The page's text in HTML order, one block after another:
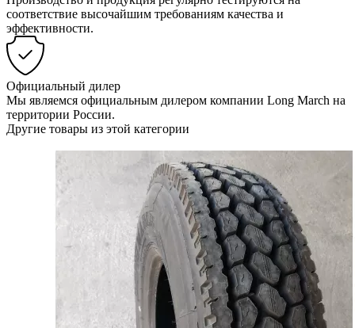
соответствие высочайшим требованиям качества и
эффективности.
Официальный дилер
Мы являемся официальным дилером компании Long March на
территории России.
Другие товары из этой категории